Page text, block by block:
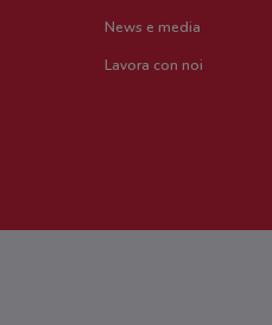
News e media
Lavora con noi